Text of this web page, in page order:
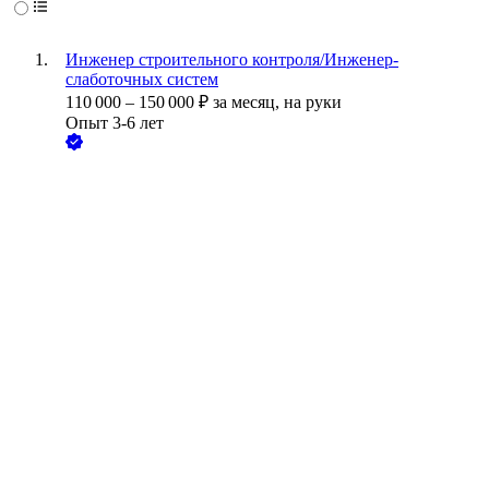
Инженер строительного контроля/Инженер-
слаботочных систем
110 000 – 150 000 ₽ за месяц, на руки
Опыт 3-6 лет